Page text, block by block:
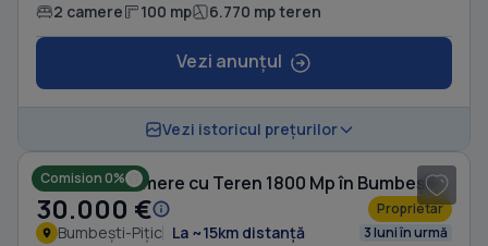
2 camere 100 mp 6.770 mp teren
Vezi anunțul
Vezi istoricul prețurilor
Comision 0% Casă cu 2 camere cu Teren 1800 Mp în Bumbești-Pițic
30.000 € Proprietar
Bumbești-Pițic La ~15km distanță 3 luni în urmă